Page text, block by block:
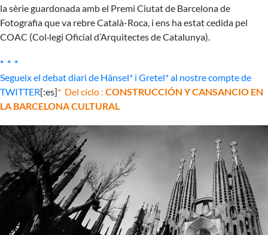
la sèrie guardonada amb el Premi Ciutat de Barcelona de
Fotografia que va rebre Català-Roca, i ens ha estat cedida pel
COAC (Col·legi Oficial d’Arquitectes de Catalunya).
* * *
Segueix el debat diari de Hänsel* i Gretel* al nostre compte de
TWITTER[:es]* Del ciclo : CONSTRUCCIÓN Y CANSANCIO EN
LA BARCELONA CULTURAL